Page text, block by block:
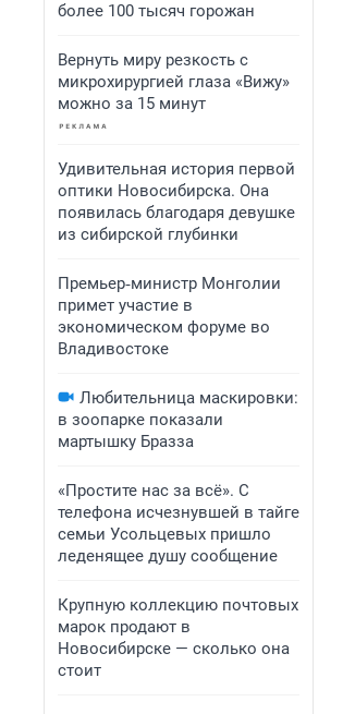
более 100 тысяч горожан
Вернуть миру резкость с
микрохирургией глаза «Вижу»
можно за 15 минут
Удивительная история первой
оптики Новосибирска. Она
появилась благодаря девушке
из сибирской глубинки
Премьер‑министр Монголии
примет участие в
экономическом форуме во
Владивостоке
Любительница маскировки:
в зоопарке показали
мартышку Бразза
«Простите нас за всё». С
телефона исчезнувшей в тайге
семьи Усольцевых пришло
леденящее душу сообщение
Крупную коллекцию почтовых
марок продают в
Новосибирске — сколько она
стоит